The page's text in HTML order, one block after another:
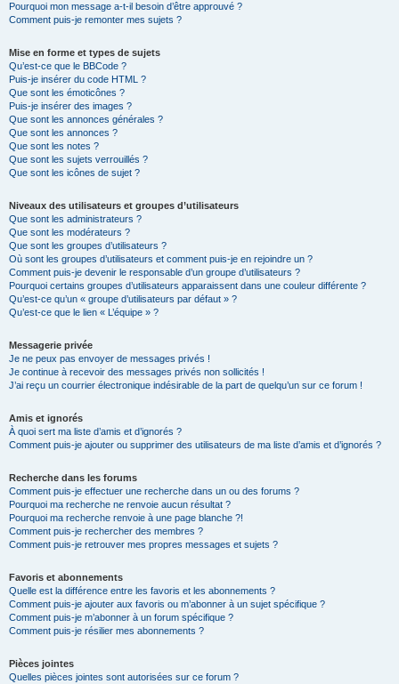
Pourquoi mon message a-t-il besoin d’être approuvé ?
Comment puis-je remonter mes sujets ?
Mise en forme et types de sujets
Qu’est-ce que le BBCode ?
Puis-je insérer du code HTML ?
Que sont les émoticônes ?
Puis-je insérer des images ?
Que sont les annonces générales ?
Que sont les annonces ?
Que sont les notes ?
Que sont les sujets verrouillés ?
Que sont les icônes de sujet ?
Niveaux des utilisateurs et groupes d’utilisateurs
Que sont les administrateurs ?
Que sont les modérateurs ?
Que sont les groupes d’utilisateurs ?
Où sont les groupes d’utilisateurs et comment puis-je en rejoindre un ?
Comment puis-je devenir le responsable d’un groupe d’utilisateurs ?
Pourquoi certains groupes d’utilisateurs apparaissent dans une couleur différente ?
Qu’est-ce qu’un « groupe d’utilisateurs par défaut » ?
Qu’est-ce que le lien « L’équipe » ?
Messagerie privée
Je ne peux pas envoyer de messages privés !
Je continue à recevoir des messages privés non sollicités !
J’ai reçu un courrier électronique indésirable de la part de quelqu’un sur ce forum !
Amis et ignorés
À quoi sert ma liste d’amis et d’ignorés ?
Comment puis-je ajouter ou supprimer des utilisateurs de ma liste d’amis et d’ignorés ?
Recherche dans les forums
Comment puis-je effectuer une recherche dans un ou des forums ?
Pourquoi ma recherche ne renvoie aucun résultat ?
Pourquoi ma recherche renvoie à une page blanche ?!
Comment puis-je rechercher des membres ?
Comment puis-je retrouver mes propres messages et sujets ?
Favoris et abonnements
Quelle est la différence entre les favoris et les abonnements ?
Comment puis-je ajouter aux favoris ou m’abonner à un sujet spécifique ?
Comment puis-je m’abonner à un forum spécifique ?
Comment puis-je résilier mes abonnements ?
Pièces jointes
Quelles pièces jointes sont autorisées sur ce forum ?